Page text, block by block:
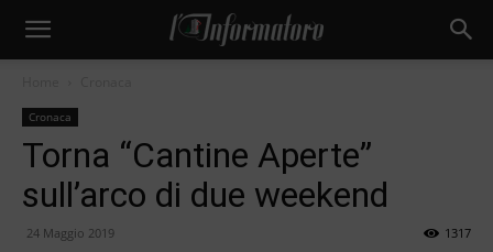
Cronaca
Torna “Cantine Aperte”
sull’arco di due weekend
24 Maggio 2019 1317